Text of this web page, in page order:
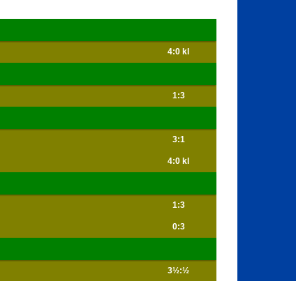
4:0 kl
1:3
3:1
4:0 kl
1:3
0:3
3½:½